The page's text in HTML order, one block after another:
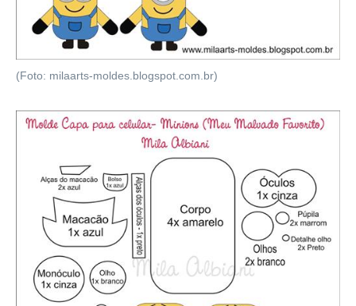
(Foto: milaarts-moldes.blogspot.com.br)